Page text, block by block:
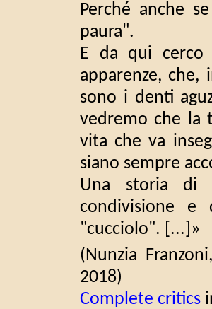
Perché anche
paura".
E da qui cerco
apparenze, che,
sono i denti
vedremo che la
vita che va
siano sempre
Una storia di
condivisione
"cucciolo". [...]»
(Nunzia
2018)
Complete critics